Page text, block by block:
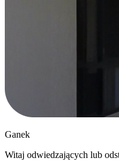
Ganek
Witaj odwiedzających lub